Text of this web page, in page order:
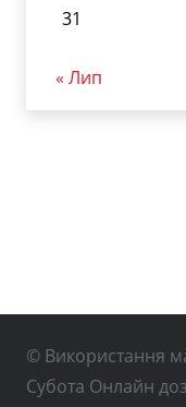
31
« Лип
© Використання
Субота Онлайн